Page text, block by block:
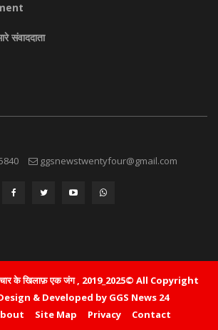
ggsnewstwentyfour@gmail.com
के खिलाफ़ एक जंग , 2019_2025© All Copyright
& Developed by GGS News 24
Site Map Privacy Contact